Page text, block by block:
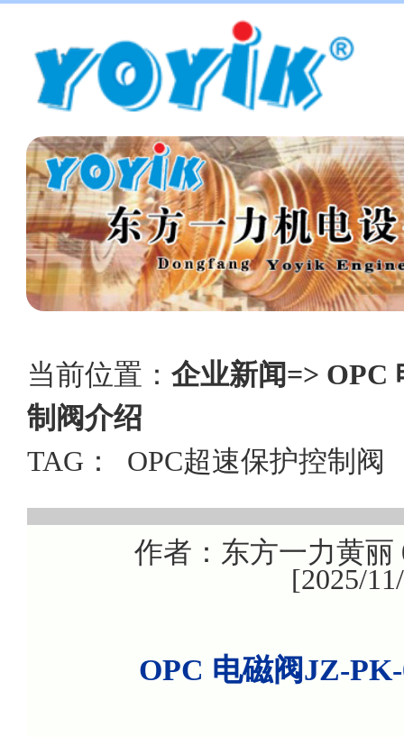
当前位置： 企业新闻=> OPC
制阀介绍
TAG： OPC超速保护控制阀
作者：东方一力黄丽
[2025/
OPC 电磁阀JZ-